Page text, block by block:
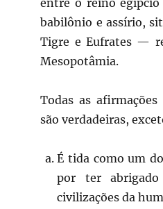
entre o reino
babilônio e assírio,
Tigre e Eufrates —
Mesopotâmia.
Todas as
são verdadeiras,
É tida como um
por ter
civilizações da